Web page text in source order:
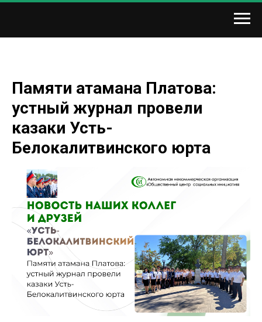
Памяти атамана Платова:
устный журнал провели
казаки Усть-
Белокалитвинского юрта